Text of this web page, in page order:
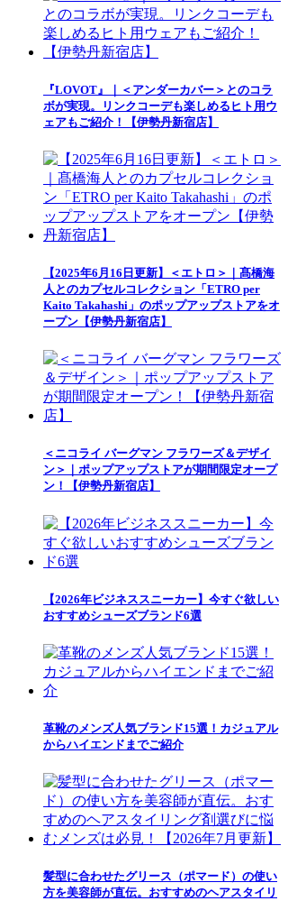
『LOVOT』｜＜アンダーカバー＞とのコラ
ボが実現。リンクコーデも楽しめるヒト用ウ
ェアもご紹介！【伊勢丹新宿店】
【2025年6月16日更新】＜エトロ＞｜髙橋海
人とのカプセルコレクション「ETRO per
Kaito Takahashi」のポップアップストアをオ
ープン【伊勢丹新宿店】
＜ニコライ バーグマン フラワーズ＆デザイ
ン＞｜ポップアップストアが期間限定オープ
ン！【伊勢丹新宿店】
【2026年ビジネススニーカー】今すぐ欲しい
おすすめシューズブランド6選
革靴のメンズ人気ブランド15選！カジュアル
からハイエンドまでご紹介
髪型に合わせたグリース（ポマード）の使い
方を美容師が直伝。おすすめのヘアスタイリ